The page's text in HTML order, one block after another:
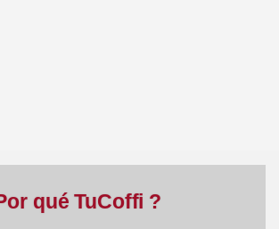
qué TuCoffi ?